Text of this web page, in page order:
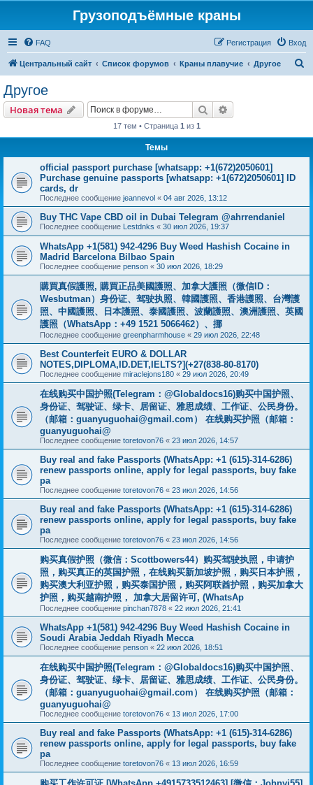
Грузоподъёмные краны
FAQ Вход
Регистрация
Центральный сайт Список форумов Краны плавучие Другое
Другое
Новая тема Поиск
17 тем • Страница 1 из 1
Темы
official passport purchase [whatsapp: +1(672)2050601]
Purchase genuine passports [whatsapp: +1(672)2050601] ID
cards, dr
Последнее сообщение jeannevol « 04 авг 2026, 13:12
Buy THC Vape CBD oil in Dubai Telegram @ahrrendaniel
Последнее сообщение Lestdnks « 30 июл 2026, 19:37
WhatsApp +1(581) 942-4296 Buy Weed Hashish Cocaine in
Madrid Barcelona Bilbao Spain
Последнее сообщение penson « 30 июл 2026, 18:29
購買真假護照, 購買正品美國護照、加拿大護照（微信ID：
Wesbutman）身份证、驾驶执照、韓國護照、香港護照、台灣護
照、中國護照、日本護照、泰國護照、波蘭護照、澳洲護照、英國
護照（WhatsApp：+49 1521 5066462）、挪
Последнее сообщение greenpharmhouse « 29 июл 2026, 22:48
Best Counterfeit EURO & DOLLAR
NOTES,DIPLOMA,ID.DET,IELTS?](+27(838-80-8170)
Последнее сообщение miraclejons180 « 29 июл 2026, 20:49
在线购买中国护照(Telegram：@Globaldocs16)购买中国护照、
身份证、驾驶证、绿卡、居留证、雅思成绩、工作证、公民身份。
（邮箱： guanyuguohai@gmail.com ） 在线购买护照（邮箱：
guanyuguohai@
Последнее сообщение toretovon76 « 23 июл 2026, 14:57
Buy real and fake Passports (WhatsApp: +1 (615)-314-6286)
renew passports online, apply for legal passports, buy fake
pa
Последнее сообщение toretovon76 « 23 июл 2026, 14:56
Buy real and fake Passports (WhatsApp: +1 (615)-314-6286)
renew passports online, apply for legal passports, buy fake
pa
Последнее сообщение toretovon76 « 23 июл 2026, 14:56
购买真假护照（微信：Scottbowers44）购买驾驶执照，申请护
照，购买真正的英国护照，在线购买新加坡护照，购买日本护照，
购买澳大利亚护照，购买泰国护照，购买阿联酋护照，购买加拿大
护照，购买越南护照， 加拿大居留许可, (WhatsAp
Последнее сообщение pinchan7878 « 22 июл 2026, 21:41
WhatsApp +1(581) 942-4296 Buy Weed Hashish Cocaine in
Soudi Arabia Jeddah Riyadh Mecca
Последнее сообщение penson « 22 июл 2026, 18:51
在线购买中国护照(Telegram：@Globaldocs16)购买中国护照、
身份证、驾驶证、绿卡、居留证、雅思成绩、工作证、公民身份。
（邮箱： guanyuguohai@gmail.com ） 在线购买护照（邮箱：
guanyuguohai@
Последнее сообщение toretovon76 « 13 июл 2026, 17:00
Buy real and fake Passports (WhatsApp: +1 (615)-314-6286)
renew passports online, apply for legal passports, buy fake
pa
Последнее сообщение toretovon76 « 13 июл 2026, 16:59